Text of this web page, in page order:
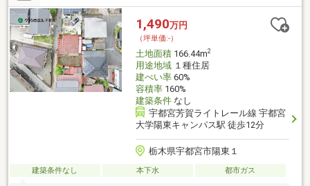
1,490万円
（坪単価:-）
土地面積166.44m2
用途地域１種住居
建ぺい率60%
容積率160%
建築条件なし
宇都宮芳賀ライトレール線 宇都宮
大学陽東キャンパス駅 徒歩12分
栃木県宇都宮市陽東１
建築条件なし 本下水 都市ガス